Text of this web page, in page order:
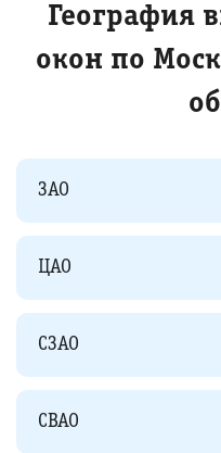
География
окон по
ЗАО
ЦАО
СЗАО
СВАО